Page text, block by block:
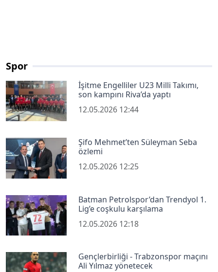
Spor
İşitme Engelliler U23 Milli Takımı,
son kampını Riva’da yaptı
12.05.2026 12:44
Şifo Mehmet’ten Süleyman Seba
özlemi
12.05.2026 12:25
Batman Petrolspor’dan Trendyol 1.
Lig’e coşkulu karşılama
12.05.2026 12:18
Gençlerbirliği - Trabzonspor maçını
Ali Yılmaz yönetecek